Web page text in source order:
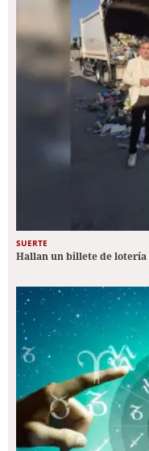
SUERTE
Hallan un billete de